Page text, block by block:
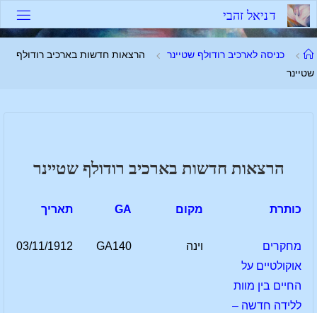
דלגו
לתוכן
דניאל זהבי
עמוד
ראשי
כניסה לארכיב רודולף שטיינר
הרצאות חדשות בארכיב רודולף
שטיינר
הרצאות חדשות בארכיב רודולף שטיינר
כותרת מקום GA תאריך
מחקרים
אוקולטיים על
החיים בין מוות
ללידה חדשה –
וינה GA140
03/11/1912